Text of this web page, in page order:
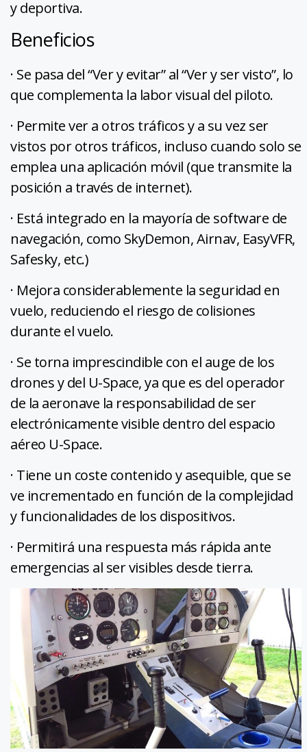
y deportiva.
Beneficios
· Se pasa del “Ver y evitar” al “Ver y ser visto”, lo
que complementa la labor visual del piloto.
· Permite ver a otros tráficos y a su vez ser
vistos por otros tráficos, incluso cuando solo se
emplea una aplicación móvil (que transmite la
posición a través de internet).
· Está integrado en la mayoría de software de
navegación, como SkyDemon, Airnav, EasyVFR,
Safesky, etc.)
· Mejora considerablemente la seguridad en
vuelo, reduciendo el riesgo de colisiones
durante el vuelo.
· Se torna imprescindible con el auge de los
drones y del U-Space, ya que es del operador
de la aeronave la responsabilidad de ser
electrónicamente visible dentro del espacio
aéreo U-Space.
· Tiene un coste contenido y asequible, que se
ve incrementado en función de la complejidad
y funcionalidades de los dispositivos.
· Permitirá una respuesta más rápida ante
emergencias al ser visibles desde tierra.